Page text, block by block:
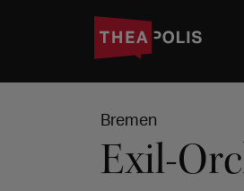
Bremen
Exil-